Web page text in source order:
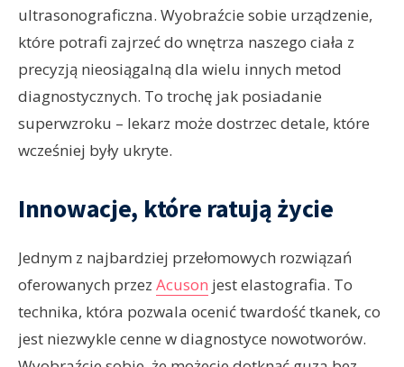
ultrasonograficzna. Wyobraźcie sobie urządzenie,
które potrafi zajrzeć do wnętrza naszego ciała z
precyzją nieosiągalną dla wielu innych metod
diagnostycznych. To trochę jak posiadanie
superwzroku – lekarz może dostrzec detale, które
wcześniej były ukryte.
Innowacje, które ratują życie
Jednym z najbardziej przełomowych rozwiązań
oferowanych przez Acuson jest elastografia. To
technika, która pozwala ocenić twardość tkanek, co
jest niezwykle cenne w diagnostyce nowotworów.